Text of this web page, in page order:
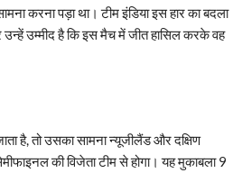
करना पड़ा था। टीम इंडिया इस हार का बदला
उम्मीद है कि इस मैच में जीत हासिल करके वह
है, तो उसका सामना न्यूजीलैंड और दक्षिण
की विजेता टीम से होगा। यह मुकाबला 9